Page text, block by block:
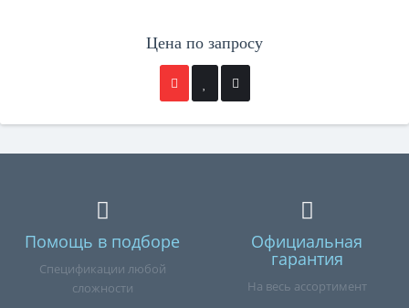
Цена по запросу
Помощь в подборе
Спецификации любой
сложности
Официальная
гарантия
На весь ассортимент